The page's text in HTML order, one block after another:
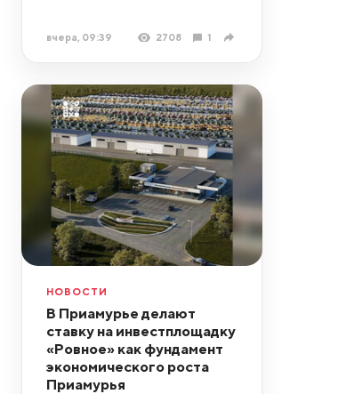
вчера, 09:39 2708 1
НОВОСТИ
В Приамурье делают
ставку на инвестплощадку
«Ровное» как фундамент
экономического роста
Приамурья